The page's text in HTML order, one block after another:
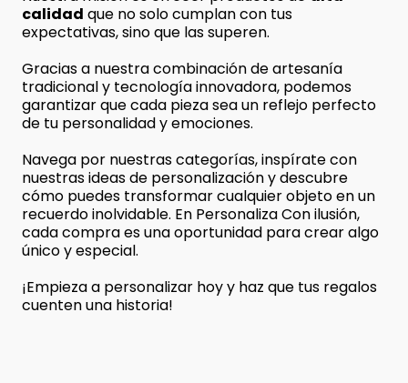
calidad que no solo cumplan con tus
expectativas, sino que las superen.
Gracias a nuestra combinación de artesanía
tradicional y tecnología innovadora, podemos
garantizar que cada pieza sea un reflejo perfecto
de tu personalidad y emociones.
Navega por nuestras categorías, inspírate con
nuestras ideas de personalización y descubre
cómo puedes transformar cualquier objeto en un
recuerdo inolvidable. En Personaliza Con ilusión,
cada compra es una oportunidad para crear algo
único y especial.
¡Empieza a personalizar hoy y haz que tus regalos
cuenten una historia!